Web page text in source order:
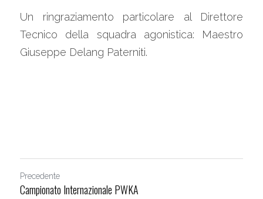
Un ringraziamento particolare al Direttore
Tecnico della squadra agonistica: Maestro
Giuseppe Delang Paterniti.
Precedente
Campionato Internazionale PWKA